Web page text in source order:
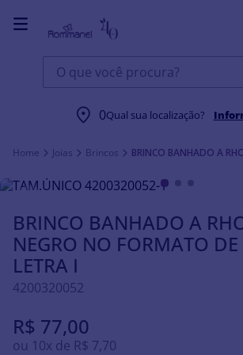
O que você procura?
0Qual sua localização?
Joias Brincos BRINCO BANHADO A
BRINCO BANHADO A
NEGRO NO FORMATO DE
LETRA I
4200320052
R$ 77,00
ou 10x de R$ 7,70